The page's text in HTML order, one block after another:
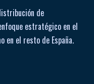
de
estratégico en el
el resto de España.